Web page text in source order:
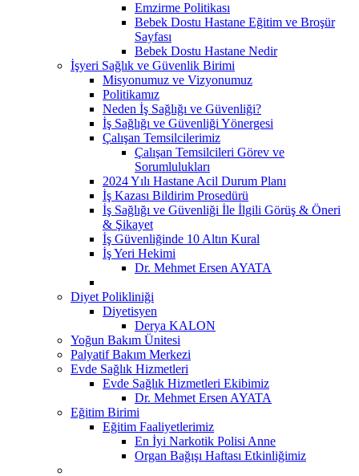
Emzirme Politikası
Bebek Dostu Hastane Eğitim ve Broşür
Sayfası
Bebek Dostu Hastane Nedir
İşyeri Sağlık ve Güvenlik Birimi
Misyonumuz ve Vizyonumuz
Politikamız
Neden İş Sağlığı ve Güvenliği?
İş Sağlığı ve Güvenliği Yönergesi
Çalışan Temsilcilerimiz
Çalışan Temsilcileri Görev ve
Sorumlulukları
2024 Yılı Hastane Acil Durum Planı
İş Kazası Bildirim Prosedürü
İş Sağlığı ve Güvenliği İle İlgili Görüş & Öneri
& Şikayet
İş Güvenliğinde 10 Altın Kural
İş Yeri Hekimi
Dr. Mehmet Ersen AYATA
Diyet Polikliniği
Diyetisyen
Derya KALON
Yoğun Bakım Ünitesi
Palyatif Bakım Merkezi
Evde Sağlık Hizmetleri
Evde Sağlık Hizmetleri Ekibimiz
Dr. Mehmet Ersen AYATA
Eğitim Birimi
Eğitim Faaliyetlerimiz
En İyi Narkotik Polisi Anne
Organ Bağışı Haftası Etkinliğimiz